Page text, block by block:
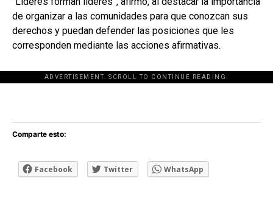
de organizar a las comunidades para que conozcan sus
derechos y puedan defender las posiciones que les
corresponden mediante las acciones afirmativas.
ADVERTISEMENT. SCROLL TO CONTINUE READING.
[adsforwp id="243463"]
Comparte esto:
Facebook Twitter WhatsApp